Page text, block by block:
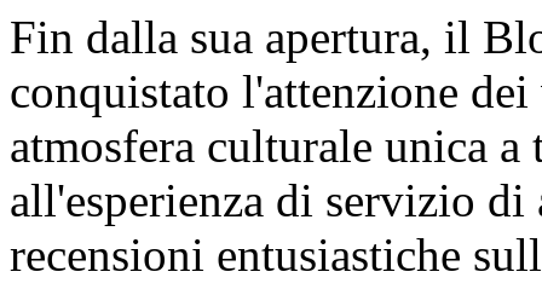
Fin dalla sua apertura, il
conquistato l'attenzione
atmosfera culturale unica a
all'esperienza di servizio
recensioni entusiastiche